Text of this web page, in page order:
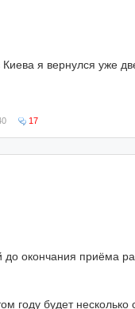
Киева я вернулся уже
17
окончания приёма
году будет несколько